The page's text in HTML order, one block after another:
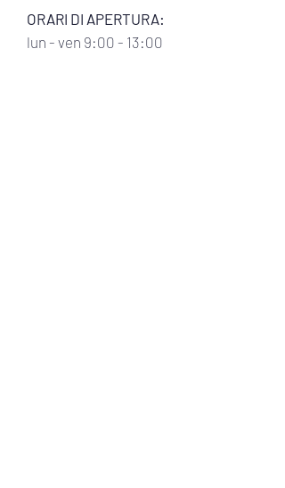
ORARI DI APERTURA:
lun - ven 9:00 - 13:00